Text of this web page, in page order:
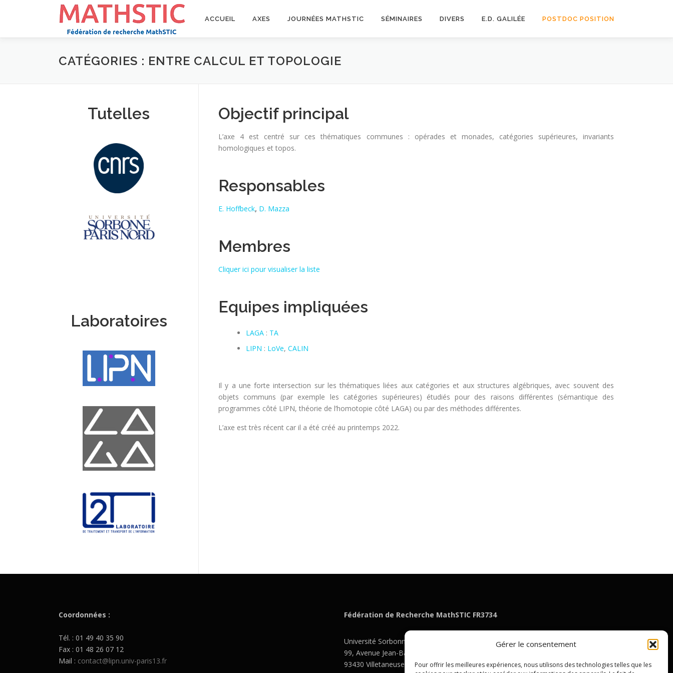
Gérer le consentement
Pour offrir les meilleures expériences, nous utilisons des technologies telles que les
ACCUEIL AXES JOURNÉES MATHSTIC SÉMINAIRES DIVERS E.D. GALILÉE POSTDOC POSITION
CATÉGORIES : ENTRE CALCUL ET TOPOLOGIE
Objectif principal
L’axe 4 est centré sur ces thématiques communes : opérades et monades, catégories supérieures, invariants
homologiques et topos.
Responsables
E. Hoffbeck, D. Mazza
Membres
Cliquer ici pour visualiser la liste
Equipes impliquées
LAGA : TA
LIPN : LoVe, CALIN
Il y a une forte intersection sur les thématiques liées aux catégories et aux structures algébriques, avec souvent des
objets communs (par exemple les catégories supérieures) étudiés pour des raisons différentes (sémantique des
programmes côté LIPN, théorie de l’homotopie côté LAGA) ou par des méthodes différentes.
L’axe est très récent car il a été créé au printemps 2022.
Tutelles
Laboratoires
Coordonnées :
Tél. : 01 49 40 35 90
Fax : 01 48 26 07 12
Mail : contact@lipn.univ-paris13.fr
Fédération de Recherche MathSTIC FR3734
Université Sorbonne Paris Nord
99, Avenue Jean-Baptiste Clément
93430 Villetaneuse